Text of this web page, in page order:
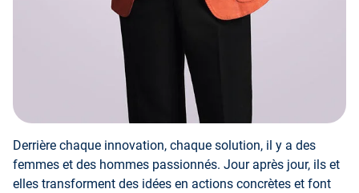
Derrière chaque innovation, chaque solution, il y a des
femmes et des hommes passionnés. Jour après jour, ils et
elles transforment des idées en actions concrètes et font